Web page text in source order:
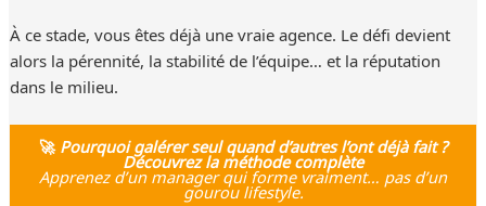
À ce stade, vous êtes déjà une vraie agence. Le défi devient
alors la pérennité, la stabilité de l’équipe… et la réputation
dans le milieu.
🚀Pourquoi galérer seul quand d’autres l’ont déjà fait ?
Découvrez la méthode complète
Apprenez d’un manager qui forme vraiment… pas d’un
gourou lifestyle.